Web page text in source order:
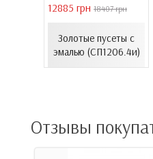
12885 грн 18407 грн
Золотые пусеты с
эмалью (СП1206.4и)
Отзывы